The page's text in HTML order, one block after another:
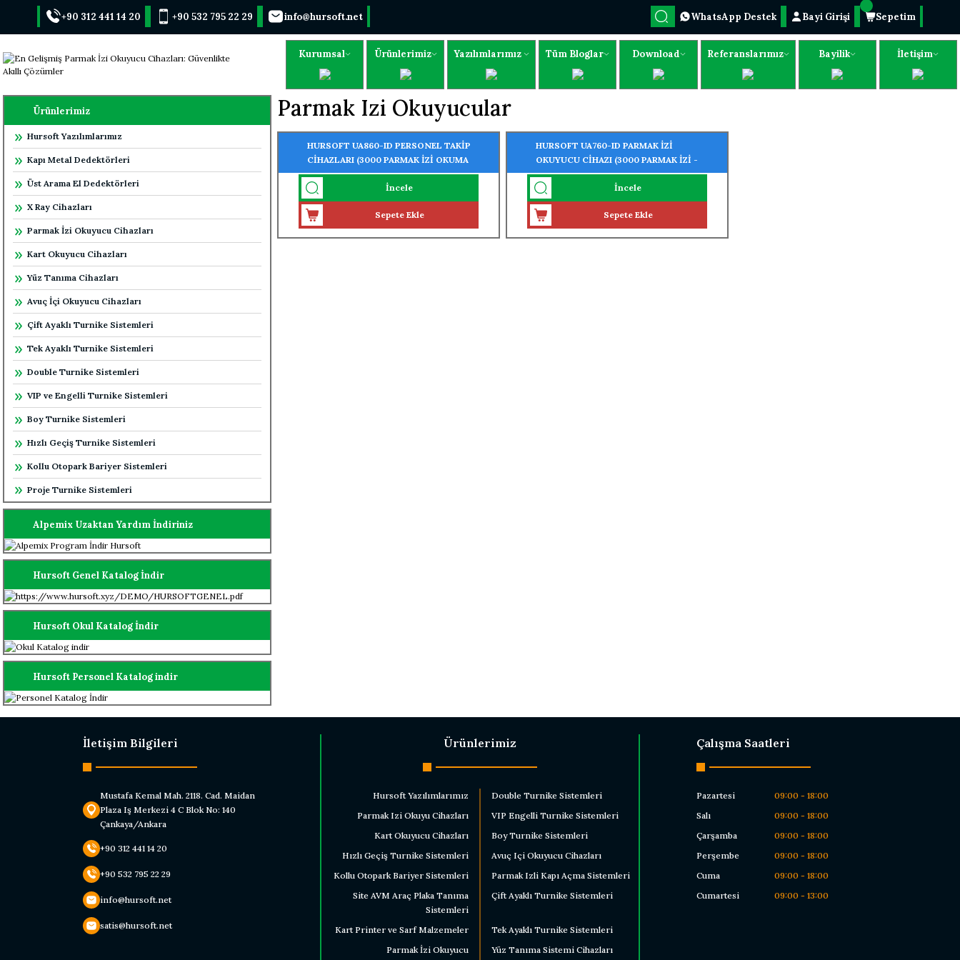
+90 312 441 14 20 +90 532 795 22 29 info@hursoft.net WhatsApp Destek Bayi Girişi Sepetim
Kurumsal Ürünlerimiz Yazılımlarımız Tüm Bloglar Download Referanslarımız Bayilik İletişim
Ürünlerimiz
Hursoft Yazılımlarımız
Kapı Metal Dedektörleri
Üst Arama El Dedektörleri
X Ray Cihazları
Parmak İzi Okuyucu Cihazları
Kart Okuyucu Cihazları
Yüz Tanıma Cihazları
Avuç İçi Okuyucu Cihazları
Çift Ayaklı Turnike Sistemleri
Tek Ayaklı Turnike Sistemleri
Double Turnike Sistemleri
VIP ve Engelli Turnike Sistemleri
Boy Turnike Sistemleri
Hızlı Geçiş Turnike Sistemleri
Kollu Otopark Bariyer Sistemleri
Proje Turnike Sistemleri
Alpemix Uzaktan Yardım İndiriniz
Hursoft Genel Katalog İndir
Hursoft Okul Katalog İndir
Hursoft Personel Katalog indir
Parmak Izi Okuyucular
HURSOFT UA860-ID PERSONEL TAKİP
CİHAZLARI (3000 PARMAK İZİ OKUMA
ÖZELLİĞİ)
İncele
Sepete Ekle
HURSOFT UA760-ID PARMAK İZİ
OKUYUCU CİHAZI (3000 PARMAK İZİ -
3000 KART OKUMA ÖZELLİĞİ) + WİFİ
ÖZELLİĞİ
İncele
Sepete Ekle
İletişim Bilgileri
Mustafa Kemal Mah. 2118. Cad. Maidan
Plaza Iş Merkezi 4 C Blok No: 140
Çankaya/Ankara
+90 312 441 14 20
+90 532 795 22 29
info@hursoft.net
satis@hursoft.net
Ürünlerimiz
Hursoft Yazılımlarımız
Double Turnike Sistemleri
Parmak Izi Okuyu Cihazları
VIP Engelli Turnike Sistemleri
Kart Okuyucu Cihazları
Boy Turnike Sistemleri
Hızlı Geçiş Turnike Sistemleri
Avuç Içi Okuyucu Cihazları
Kollu Otopark Bariyer Sistemleri
Parmak Izli Kapı Açma Sistemleri
Site AVM Araç Plaka Tanıma
Sistemleri
Çift Ayaklı Turnike Sistemleri
Kart Printer ve Sarf Malzemeler
Tek Ayaklı Turnike Sistemleri
Parmak İzi Okuyucu
Yüz Tanıma Sistemi Cihazları
Çalışma Saatleri
Pazartesi
09:00 - 18:00
Salı
09:00 - 18:00
Çarşamba
09:00 - 18:00
Perşembe
09:00 - 18:00
Cuma
09:00 - 18:00
Cumartesi
09:00 - 13:00